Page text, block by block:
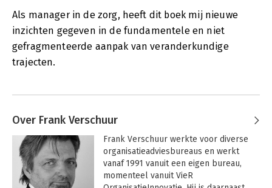
Als manager in de zorg, heeft dit boek mij nieuwe
inzichten gegeven in de fundamentele en niet
gefragmenteerde aanpak van veranderkundige
trajecten.
Over Frank Verschuur
Frank Verschuur werkte voor diverse
organisatieadviesbureaus en werkt
vanaf 1991 vanuit een eigen bureau,
momenteel vanuit VieR